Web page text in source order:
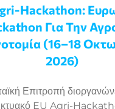
Hackathon:
Για Την
(16–18
2026)
Επιτροπή
EU Agri-